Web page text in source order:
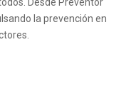
la prevención en